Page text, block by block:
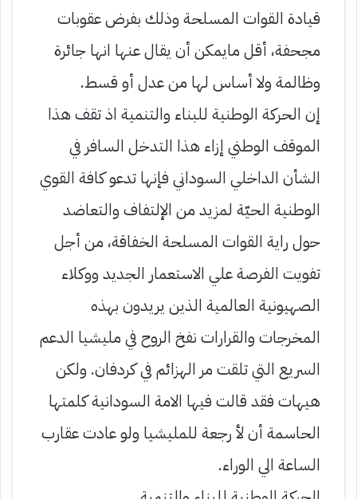
قيادة القوات المسلحة وذلك بفرض عقوبات
مجحفة، أقل مايمكن أن يقال عنها انها جائرة
وظالمة ولا أساس لها من عدل أو قسط.
إن الحركة الوطنية للبناء والتنمية اذ تقف هذا
الموقف الوطني إزاء هذا التدخل السافر في
الشأن الداخلي السوداني فإنها تدعو كافة القوي
الوطنية الحيّة لمزيد من الإلتفاف والتعاضد
حول راية القوات المسلحة الخفاقة، من أجل
تفويت الفرصة علي الاستعمار الجديد ووكلاء
الصهيونية العالمية الذين يريدون بهذه
المخرجات والقرارات نفخ الروح في مليشيا الدعم
السريع التي تلقت مر الهزائم في كردفان. ولكن
هيهات فقد قالت فيها الامة السودانية كلمتها
الحاسمة أن لأ رجعة للمليشيا ولو عادت عقارب
الساعة الي الوراء.